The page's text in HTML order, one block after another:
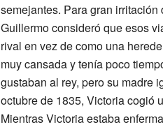
semejantes. Para gran
Guillermo consideró que esos
rival en vez de como una
muy cansada y tenía poco
gustaban al rey, pero su madre
octubre de 1835, Victoria cogió
Mientras Victoria estaba